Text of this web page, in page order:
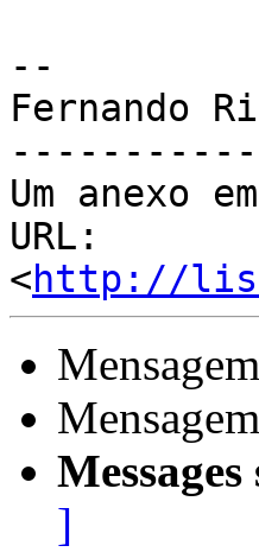
--
Fernando
Um anexo
URL:
<http://
]